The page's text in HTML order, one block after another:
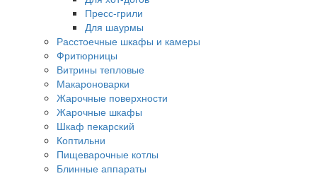
Пресс-грили
Для шаурмы
Расстоечные шкафы и камеры
Фритюрницы
Витрины тепловые
Макароноварки
Жарочные поверхности
Жарочные шкафы
Шкаф пекарский
Коптильни
Пищеварочные котлы
Блинные аппараты